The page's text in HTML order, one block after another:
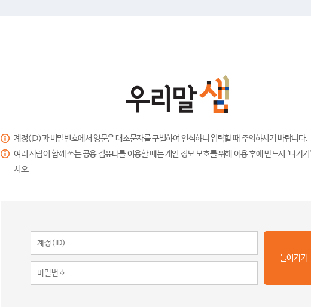
계정(ID)과 비밀번호에서 영문은 대소문자를 구별하여 인식하니 입력할 때 주의하시기 바랍니다.
여러 사람이 함께 쓰는 공용 컴퓨터를 이용할 때는 개인 정보 보호를 위해 이용 후에 반드시 '나가
시오.
들어가기